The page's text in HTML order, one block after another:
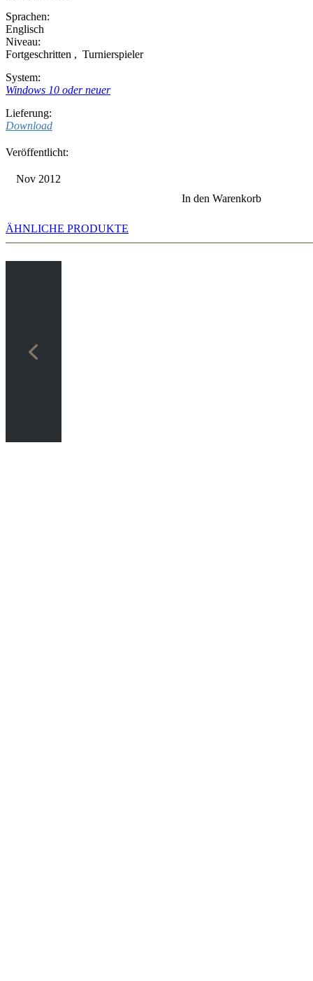
Sprachen:
Englisch
Niveau:
Fortgeschritten , Turnierspieler
System:
Windows 10 oder neuer
Lieferung:
Download
Veröffentlicht:
Nov 2012
In den Warenkorb
ÄHNLICHE PRODUKTE